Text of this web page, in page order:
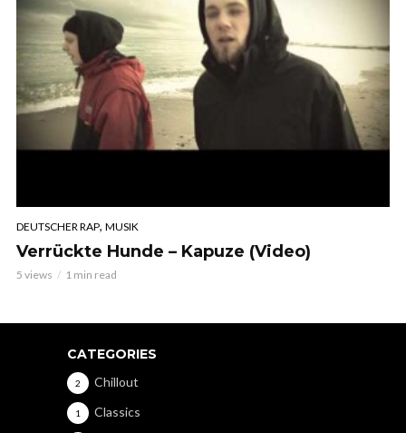
DEUTSCHER RAP, MUSIK
Verrückte Hunde – Kapuze (Video)
5 views 1 min read
CATEGORIES
Chillout
2
Classics
1